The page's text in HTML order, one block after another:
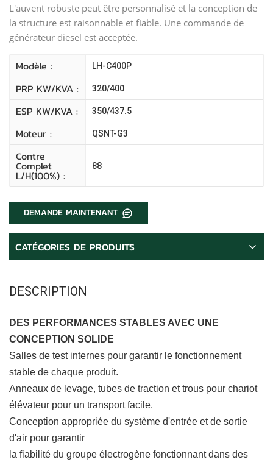
L'auvent robuste peut être personnalisé et la conception de
la structure est raisonnable et fiable. Une commande de
générateur diesel est acceptée.
Modèle : LH-C400P
PRP KW/kVA : 320/400
ESP KW/kVA : 350/437.5
Moteur : QSNT-G3
Contre
Complet
L/H(100%) :
88
DEMANDE MAINTENANT
CATÉGORIES DE PRODUITS
DESCRIPTION
DES PERFORMANCES STABLES AVEC UNE
CONCEPTION SOLIDE
Salles de test internes pour garantir le fonctionnement
stable de chaque produit.
Anneaux de levage, tubes de traction et trous pour chariot
élévateur pour un transport facile.
Conception appropriée du système d'entrée et de sortie
d'air pour garantir
la fiabilité du groupe électrogène fonctionnant dans des